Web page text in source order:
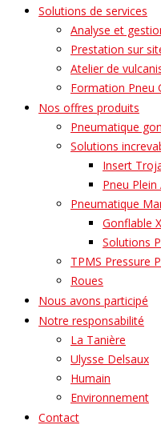
Solutions de services
Analyse et
Prestation sur
Atelier de
Formation Pneu
Nos offres produits
Pneumatique
Solutions
Insert
Pneu Plein
Pneumatique
Gonflable
Solutions
TPMS Pressure
Roues
Nous avons participé
Notre responsabilité
La Tanière
Ulysse Delsaux
Humain
Environnement
Contact